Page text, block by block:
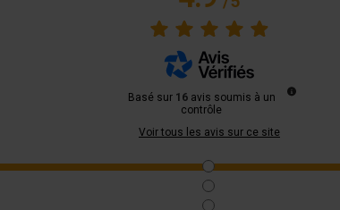
Basé sur 16 avis soumis à un
contrôle
Voir tous les avis sur ce site